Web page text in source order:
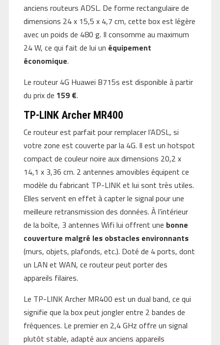
anciens routeurs ADSL. De forme rectangulaire de
dimensions 24 x 15,5 x 4,7 cm, cette box est légère
avec un poids de 480 g. Il consomme au maximum
24 W, ce qui fait de lui un équipement
économique.
Le routeur 4G Huawei B715s est disponible à partir
du prix de 159 €.
TP-LINK Archer MR400
Ce routeur est parfait pour remplacer l’ADSL, si
votre zone est couverte par la 4G. Il est un hotspot
compact de couleur noire aux dimensions 20,2 x
14,1 x 3,36 cm. 2 antennes amovibles équipent ce
modèle du fabricant TP-LINK et lui sont très utiles.
Elles servent en effet à capter le signal pour une
meilleure retransmission des données. À l’intérieur
de la boîte, 3 antennes Wifi lui offrent une bonne
couverture malgré les obstacles environnants
(murs, objets, plafonds, etc.). Doté de 4 ports, dont
un LAN et WAN, ce routeur peut porter des
appareils filaires.
Le TP-LINK Archer MR400 est un dual band, ce qui
signifie que la box peut jongler entre 2 bandes de
fréquences. Le premier en 2,4 GHz offre un signal
plutôt stable, adapté aux anciens appareils